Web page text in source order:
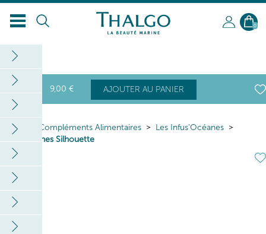
0
9,00 € AJOUTER AU PANIER
Home Compléments Alimentaires
Les Infus'Océanes
Infus'Oceanes Silhouette